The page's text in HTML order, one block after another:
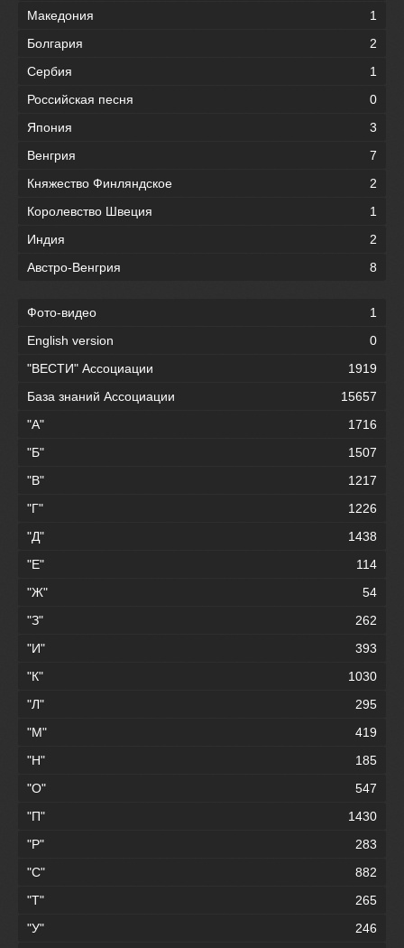
Македония
1
Болгария
2
Сербия
1
Российская песня
0
Япония
3
Венгрия
7
Княжество Финляндское
2
Королевство Швеция
1
Индия
2
Австро-Венгрия
8
Фото-видео
1
English version
0
"ВЕСТИ" Ассоциации
1919
База знаний Ассоциации
15657
"А"
1716
"Б"
1507
"В"
1217
"Г"
1226
"Д"
1438
"Е"
114
"Ж"
54
"З"
262
"И"
393
"К"
1030
"Л"
295
"М"
419
"Н"
185
"О"
547
"П"
1430
"Р"
283
"С"
882
"Т"
265
"У"
246